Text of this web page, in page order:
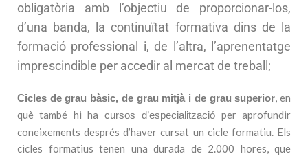
obligatòria amb l’objectiu de proporcionar-los,
d’una banda, la continuïtat formativa dins de la
formació professional i, de l’altra, l’aprenentatge
imprescindible per accedir al mercat de treball;
Cicles de grau bàsic, de grau mitjà i de grau superior, en
què també hi ha cursos d’especialització per aprofundir
coneixements després d’haver cursat un cicle formatiu. Els
cicles formatius tenen una durada de 2.000 hores, que